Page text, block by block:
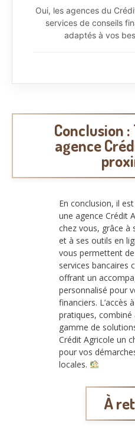
Oui, les agences du
services de conseils
adaptés à vos
Conclusion
agence
En conclusion, il
une agence Crédit
chez vous, grâce à
et à ses outils en
vous permettent
services bancaires
offrant un
personnalisé pour
financiers. L’accès
pratiques, combiné
gamme de
Crédit Agricole un
pour vos
locales.
À